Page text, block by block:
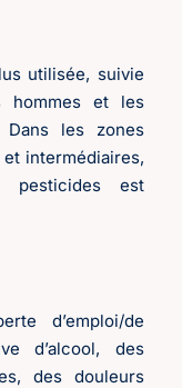
utilisée, suivie
et les
Dans les zones
intermédiaires,
pesticides est
d’emploi/de
d’alcool, des
des douleurs